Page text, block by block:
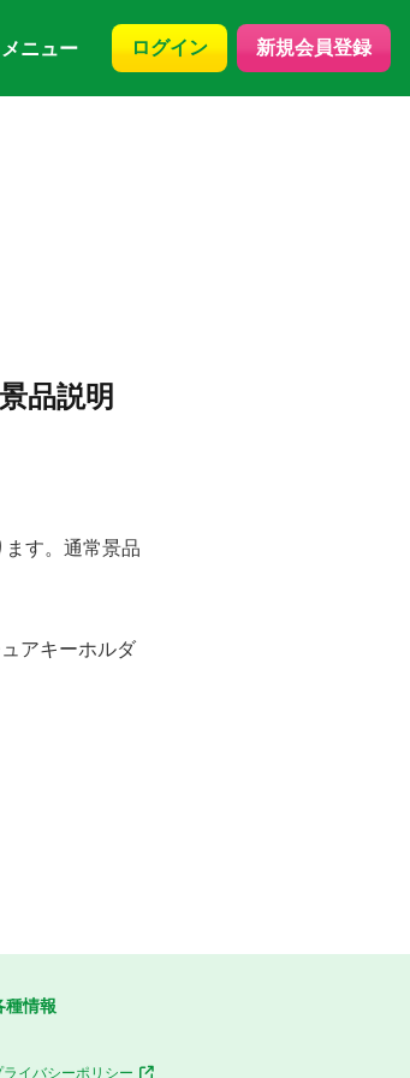
メニュー ログイン 新規会員登録
品説明
す。通常景品
アキーホルダ
種情報
ライバシーポリシー